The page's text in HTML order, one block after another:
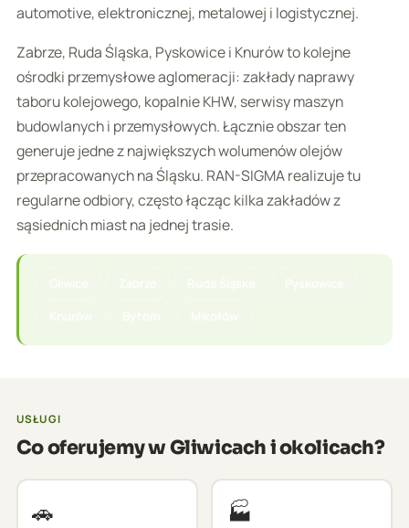
automotive, elektronicznej, metalowej i logistycznej.
Zabrze, Ruda Śląska, Pyskowice i Knurów to kolejne
ośrodki przemysłowe aglomeracji: zakłady naprawy
taboru kolejowego, kopalnie KHW, serwisy maszyn
budowlanych i przemysłowych. Łącznie obszar ten
generuje jedne z największych wolumenów olejów
przepracowanych na Śląsku. RAN-SIGMA realizuje tu
regularne odbiory, często łącząc kilka zakładów z
sąsiednich miast na jednej trasie.
USŁUGI
Co oferujemy w Gliwicach i okolicach?
🚗 🏭